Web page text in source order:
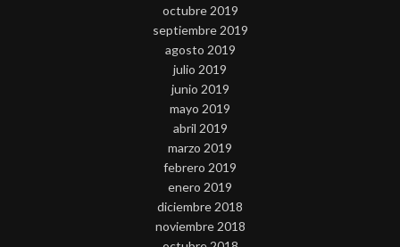
octubre 2019
septiembre 2019
agosto 2019
julio 2019
junio 2019
mayo 2019
abril 2019
marzo 2019
febrero 2019
enero 2019
diciembre 2018
noviembre 2018